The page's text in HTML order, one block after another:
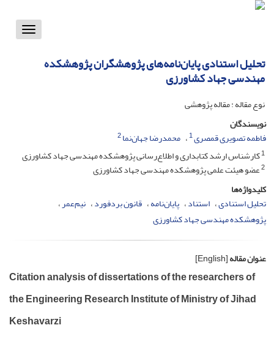
Toggle
تحلیل استنادی پایان‌نامه‌های پژوهشگران پژوهشکده
مهندسی جهاد کشاورزی
نوع مقاله : مقاله پژوهشی
نویسندگان
فاطمه تصویری قمصری1 محمدرضا جهان‌نما2
1کارشناس ارشد کتابداری و اطلاع‌رسانی پژوهشکده مهندسی جهاد کشاورزی
2عضو هیئت علمی پژوهشکده مهندسی جهاد کشاورزی
کلیدواژه‌ها
تحلیل استنادی استناد پایان‌نامه قانون بردفورد نیم‌عمر
پژوهشکده مهندسی جهاد کشاورزی
عنوان مقاله[English]
Citation analysis of dissertations of the researchers of
the Engineering Research Institute of Ministry of Jihad
Keshavarzi